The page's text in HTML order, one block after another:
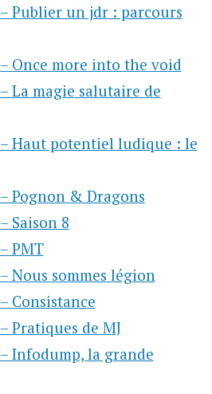
Publier un jdr : parcours
Once more into the void
La magie salutaire de
Haut potentiel ludique : le
Pognon & Dragons
Saison 8
PMT
Nous sommes légion
Consistance
Pratiques de MJ
Infodump, la grande